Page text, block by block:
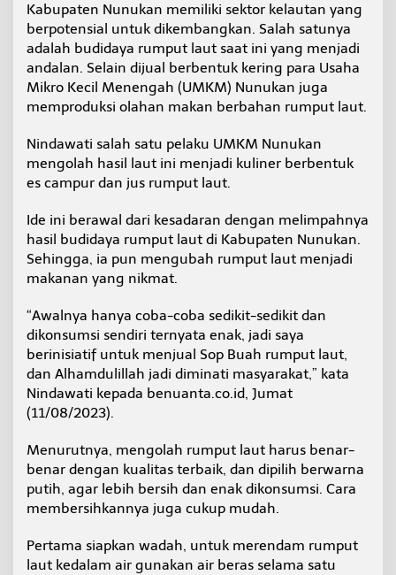
u
m
p
u
L
a
t
Kabupaten Nunukan memiliki sektor kelautan yang
berpotensial untuk dikembangkan. Salah satunya
adalah budidaya rumput laut saat ini yang menjadi
andalan. Selain dijual berbentuk kering para Usaha
Mikro Kecil Menengah (UMKM) Nunukan juga
memproduksi olahan makan berbahan rumput laut.
Nindawati salah satu pelaku UMKM Nunukan
mengolah hasil laut ini menjadi kuliner berbentuk
es campur dan jus rumput laut.
Ide ini berawal dari kesadaran dengan melimpahnya
hasil budidaya rumput laut di Kabupaten Nunukan.
Sehingga, ia pun mengubah rumput laut menjadi
makanan yang nikmat.
“Awalnya hanya coba-coba sedikit-sedikit dan
dikonsumsi sendiri ternyata enak, jadi saya
berinisiatif untuk menjual Sop Buah rumput laut,
dan Alhamdulillah jadi diminati masyarakat,” kata
Nindawati kepada benuanta.co.id, Jumat
(11/08/2023).
Menurutnya, mengolah rumput laut harus benar-
benar dengan kualitas terbaik, dan dipilih berwarna
putih, agar lebih bersih dan enak dikonsumsi. Cara
membersihkannya juga cukup mudah.
Pertama siapkan wadah, untuk merendam rumput
laut kedalam air gunakan air beras selama satu